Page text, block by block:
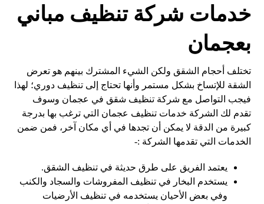
خدمات شركة تنظيف مباني
بعجمان
تختلف أحجام الشقق ولكن الشيء المشترك بينهم هو تعرض
الشقة للإتساخ بشكل مستمر وأنها تحتاج إلى تنظيف دوري؛ لهذا
فيجب التواصل مع شركة تنظيف شقق في عجمان وسوف
تقدم لك الشركة خدمات تنظيف عجمان التي ترغب بها بدرجة
كبيرة من الدقة لا يمكن أن تجدها في أي مكان آخر، فمن ضمن
الخدمات التي تقدمها الشركة :-
يعتمد الفريق على طرق حديثة في تنظيف الشقق.
يستخدم البخار في تنظيف المفروشات والسجاد والكنب
وفي بعض الأحيان يستخدمه في تنظيف الأرضيات